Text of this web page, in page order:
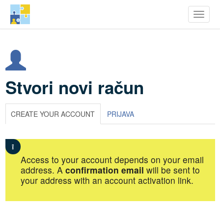
glavni
sadržaj
Youth Potential
Stvori novi račun
CREATE YOUR ACCOUNT PRIJAVA
Access to your account depends on your email
address. A confirmation email will be sent to
your address with an account activation link.